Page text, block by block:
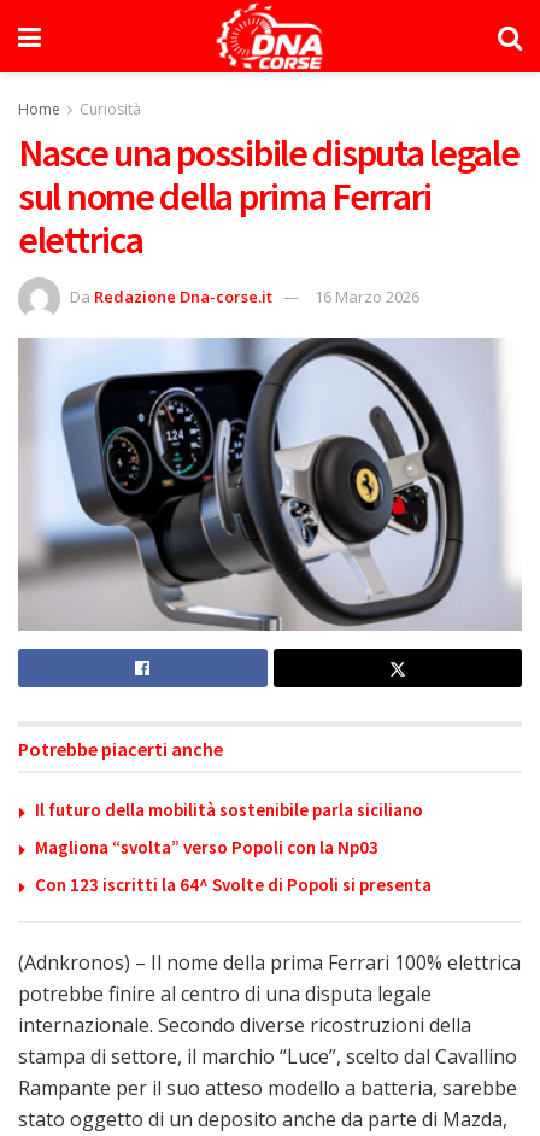
Home Curiosità
Nasce una possibile disputa legale
sul nome della prima Ferrari
elettrica
Da Redazione Dna-corse.it 16 Marzo 2026
Potrebbe piacerti anche
Il futuro della mobilità sostenibile parla siciliano
Magliona “svolta” verso Popoli con la Np03
Con 123 iscritti la 64^ Svolte di Popoli si presenta
(Adnkronos) – Il nome della prima Ferrari 100% elettrica
potrebbe finire al centro di una disputa legale
internazionale. Secondo diverse ricostruzioni della
stampa di settore, il marchio “Luce”, scelto dal Cavallino
Rampante per il suo atteso modello a batteria, sarebbe
stato oggetto di un deposito anche da parte di Mazda,